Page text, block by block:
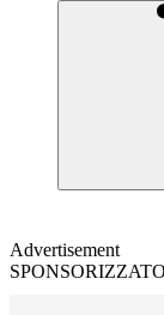
Advertisement
SPONSORIZZATO